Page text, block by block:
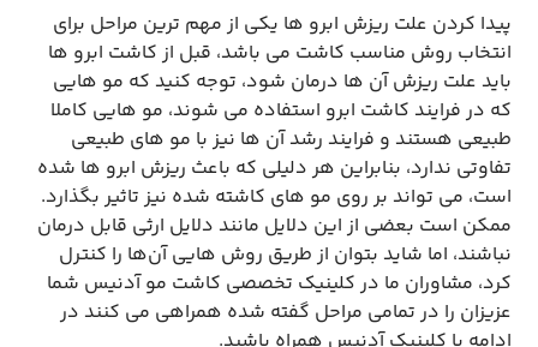
پیدا کردن علت ریزش ابرو ها یکی از مهم ‌ترین مراحل برای
انتخاب روش مناسب کاشت می باشد، قبل از کاشت ابرو ها
باید علت ریزش آن‌ ها درمان شود، توجه کنید که مو هایی
که در فرایند کاشت ابرو استفاده می ‌شوند، مو هایی کاملا
طبیعی هستند و فرایند رشد آن ‌ها نیز با مو های طبیعی
تفاوتی ندارد، بنابراین هر دلیلی که باعث ریزش ابرو ها شده
است، می ‌تواند بر روی مو های کاشته شده نیز تاثیر بگذارد.
ممکن است بعضی از این دلایل مانند دلایل ارثی قابل درمان
نباشند، اما شاید بتوان از طریق روش ‌هایی آن‌ها را کنترل
کرد، مشاوران ما در کلینیک تخصصی کاشت مو آدنیس شما
عزیزان را در تمامی مراحل گفته شده همراهی می کنند در